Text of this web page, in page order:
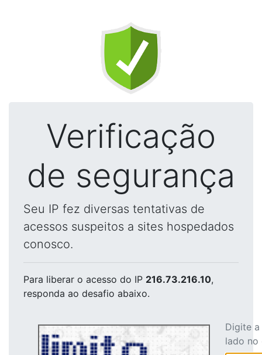
Verificação
de segurança
Seu IP fez diversas tentativas de
acessos suspeitos a sites hospedados
conosco.
Para liberar o acesso do IP 216.73.216.10,
responda ao desafio abaixo.
Digite
lado no